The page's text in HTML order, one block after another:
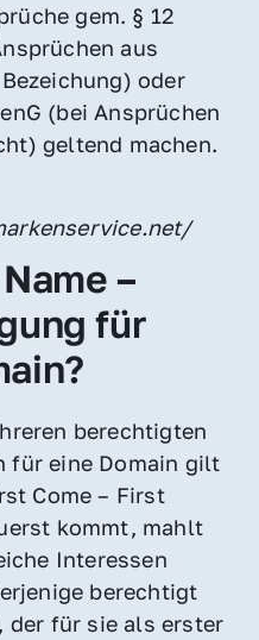
gem. § 12
aus
oder
(bei Ansprüchen
geltend machen.
–
für
berechtigten
für eine Domain gilt
Come – First
kommt, mahlt
Interessen
berechtigt
der für sie als erster